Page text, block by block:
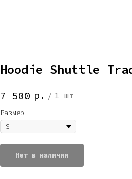
Hoodie Shuttle
7 500 р. / 1 шт
Размер
Нет в наличии